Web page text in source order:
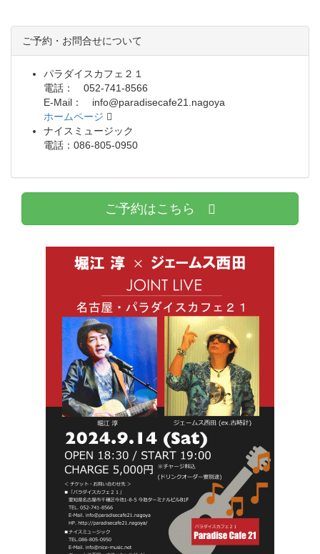
ご予約・お問合せについて
パラダイスカフェ２１
電話： 052-741-8566
E-Mail： info@paradisecafe21.nagoya
ホームページ
ナイスミュージック
電話：086-805-0950
ご予約はこちら